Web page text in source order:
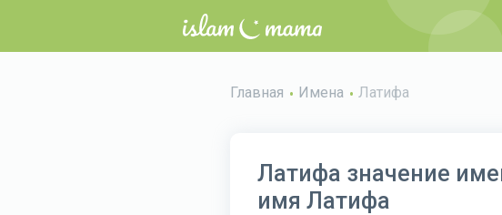
Главная Имена Латифа
Латифа значение
имя Латифа